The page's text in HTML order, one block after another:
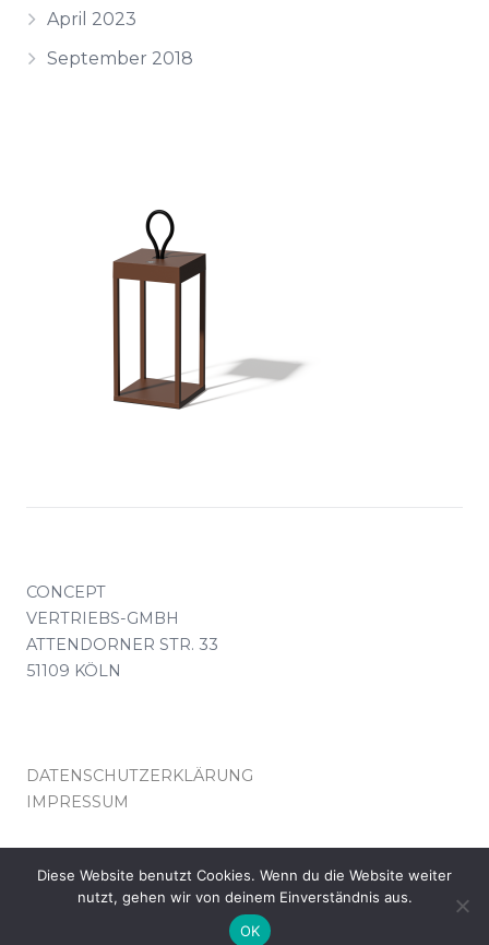
April 2023
September 2018
CONCEPT
VERTRIEBS-GMBH
ATTENDORNER STR. 33
51109 KÖLN
DATENSCHUTZERKLÄRUNG
IMPRESSUM
© COPYRIGHT CONCEPT VERTRIEB KÖLN
Diese Website benutzt Cookies. Wenn du die Website weiter
nutzt, gehen wir von deinem Einverständnis aus.
OK